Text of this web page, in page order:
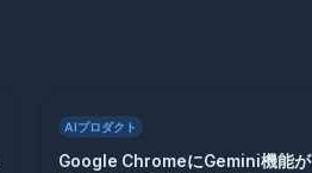
AIプロダクト
Google ChromeにGemini機能が